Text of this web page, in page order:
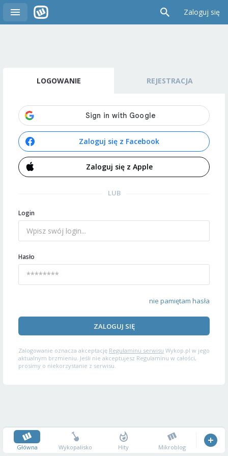
Zaloguj się
LOGOWANIE REJESTRACJA
Zaloguj się z Facebook
Zaloguj się z Apple
LUB
Login
Hasło
nie pamiętam hasła
ZALOGUJ SIĘ
Zalogowanie oznacza akceptację Regulaminu serwisu Wykop.pl w jego
aktualnym brzmieniu. Jeśli nie akceptujesz Regulaminu w całości,
prosimy o niekorzystanie z serwisu.
Główna Wykopalisko Hity Mikroblog